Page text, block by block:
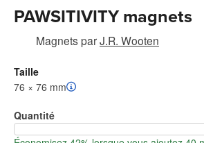
PAWSITIVITY magnets
MagnetsparJ.R. Wooten
Taille
76 × 76 mm
Quantité